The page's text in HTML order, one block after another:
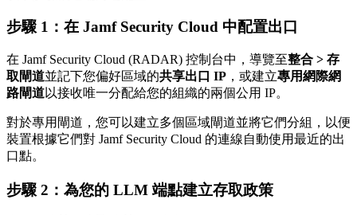
步驟 1：在 Jamf Security Cloud 中配置出口
在 Jamf Security Cloud (RADAR) 控制台中，導覽至整合 > 存
取閘道並記下您偏好區域的共享出口 IP ，或建立專用網際網
路閘道以接收唯一分配給您的組織的兩個公用 IP。
對於專用閘道，您可以建立多個區域閘道並將它們分組，以便
裝置根據它們對 Jamf Security Cloud 的連線自動使用最近的出
口點。
步驟 2：為您的 LLM 端點建立存取政策